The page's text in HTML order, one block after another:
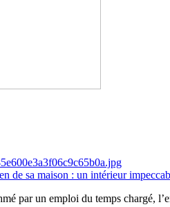
de sa maison : un intérieur
par un emploi du temps chargé,